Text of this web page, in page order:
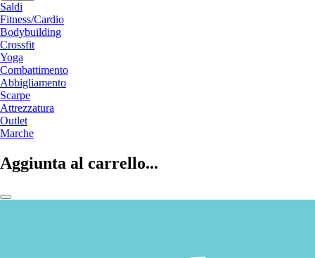
Saldi
Fitness/Cardio
Bodybuilding
Crossfit
Yoga
Combattimento
Abbigliamento
Scarpe
Attrezzatura
Outlet
Marche
Aggiunta al carrello...